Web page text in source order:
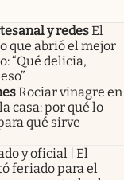
y redesEl
que abrió el mejor
“Qué delicia,
Rociar vinagre en
casa: por qué lo
qué sirve
y oficial | El
feriado para el